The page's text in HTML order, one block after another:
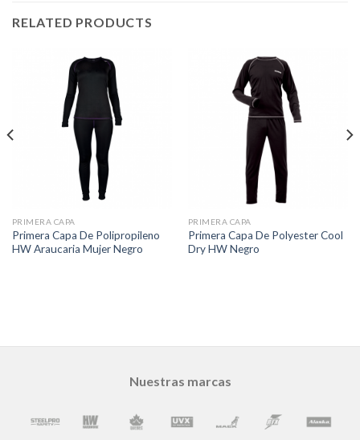
RELATED PRODUCTS
PRIMERA CAPA
Primera Capa De Polipropileno
HW Araucaria Mujer Negro
PRIMERA CAPA
Primera Capa De Polyester Cool
Dry HW Negro
Nuestras marcas